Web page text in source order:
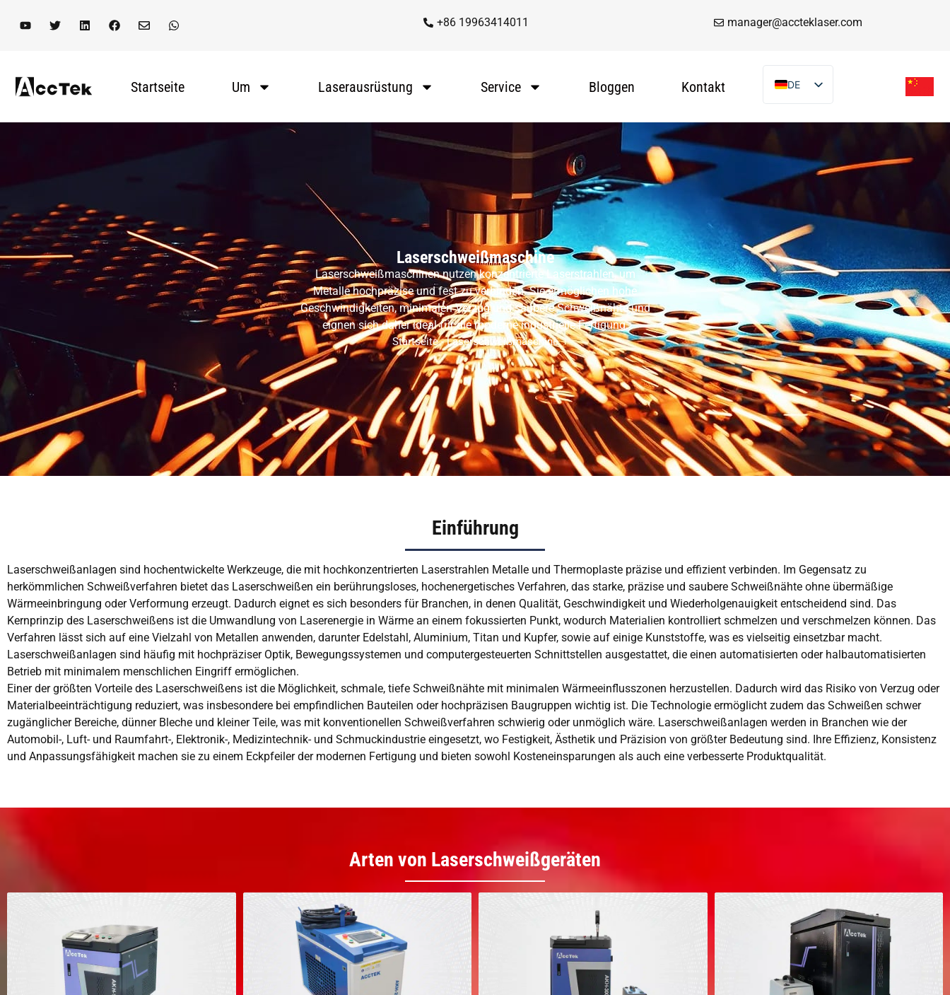
+86 19963414011 manager@accteklaser.com
Startseite Um Laserausrüstung Service Bloggen Kontakt
DE
EN
IT
ES
AR
TR
VI
RU
JA
KO
HU
CS
TH
PL
Laserschweißmaschine
Laserschweißmaschinen nutzen konzentrierte Laserstrahlen, um
Metalle hochpräzise und fest zu verbinden. Sie ermöglichen hohe
Geschwindigkeiten, minimalen Verzug und saubere Schweißnähte und
eignen sich daher ideal für die moderne industrielle Fertigung.
Startseite-Laserschweißmaschine
Einführung
Laserschweißanlagen sind hochentwickelte Werkzeuge, die mit hochkonzentrierten Laserstrahlen Metalle und Thermoplaste präzise und effizient verbinden. Im Gegensatz zu
herkömmlichen Schweißverfahren bietet das Laserschweißen ein berührungsloses, hochenergetisches Verfahren, das starke, präzise und saubere Schweißnähte ohne übermäßige
Wärmeeinbringung oder Verformung erzeugt. Dadurch eignet es sich besonders für Branchen, in denen Qualität, Geschwindigkeit und Wiederholgenauigkeit entscheidend sind. Das
Kernprinzip des Laserschweißens ist die Umwandlung von Laserenergie in Wärme an einem fokussierten Punkt, wodurch Materialien kontrolliert schmelzen und verschmelzen können. Das
Verfahren lässt sich auf eine Vielzahl von Metallen anwenden, darunter Edelstahl, Aluminium, Titan und Kupfer, sowie auf einige Kunststoffe, was es vielseitig einsetzbar macht.
Laserschweißanlagen sind häufig mit hochpräziser Optik, Bewegungssystemen und computergesteuerten Schnittstellen ausgestattet, die einen automatisierten oder halbautomatisierten
Betrieb mit minimalem menschlichen Eingriff ermöglichen.
Einer der größten Vorteile des Laserschweißens ist die Möglichkeit, schmale, tiefe Schweißnähte mit minimalen Wärmeeinflusszonen herzustellen. Dadurch wird das Risiko von Verzug oder
Materialbeeinträchtigung reduziert, was insbesondere bei empfindlichen Bauteilen oder hochpräzisen Baugruppen wichtig ist. Die Technologie ermöglicht zudem das Schweißen schwer
zugänglicher Bereiche, dünner Bleche und kleiner Teile, was mit konventionellen Schweißverfahren schwierig oder unmöglich wäre. Laserschweißanlagen werden in Branchen wie der
Automobil-, Luft- und Raumfahrt-, Elektronik-, Medizintechnik- und Schmuckindustrie eingesetzt, wo Festigkeit, Ästhetik und Präzision von größter Bedeutung sind. Ihre Effizienz, Konsistenz
und Anpassungsfähigkeit machen sie zu einem Eckpfeiler der modernen Fertigung und bieten sowohl Kosteneinsparungen als auch eine verbesserte Produktqualität.
Arten von Laserschweißgeräten